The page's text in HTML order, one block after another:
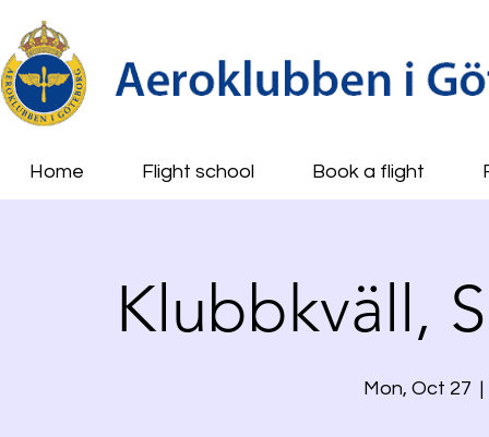
Home Flight school Book a flight
Klubbkväll,
Mon, Oct 27